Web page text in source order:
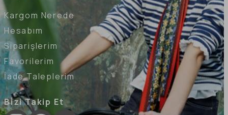
Kargom Nerede
Hesabım
Siparişlerim
Favorilerim
İade Taleplerim
Bizi Takip Et